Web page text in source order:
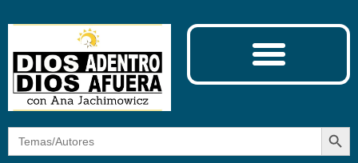
Botón